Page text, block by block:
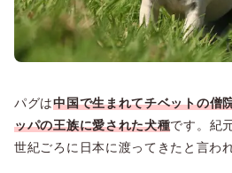
パグは中国で生まれてチベットの僧
ッパの王族に愛された犬種です。紀
世紀ごろに日本に渡ってきたと言わ